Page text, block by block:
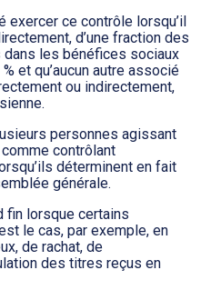
exercer ce contrôle lorsqu’il
d’une fraction des
les bénéfices sociaux
et qu’aucun autre associé
ou indirectement,
personnes agissant
contrôlant
déterminent en fait
générale.
fin lorsque certains
le cas, par exemple, en
de rachat, de
des titres reçus en